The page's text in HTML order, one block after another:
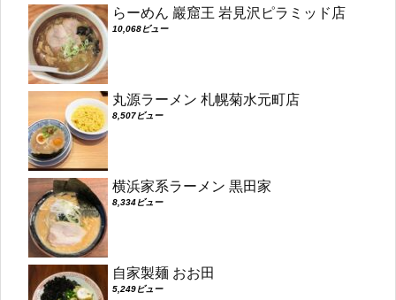
らーめん 巖窟王 岩見沢ピラミッド店
10,068ビュー
丸源ラーメン 札幌菊水元町店
8,507ビュー
横浜家系ラーメン 黒田家
8,334ビュー
自家製麺 おお田
5,249ビュー